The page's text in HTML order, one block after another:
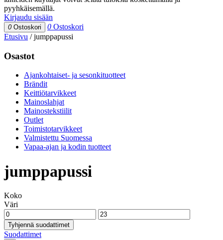
pyyhkäisemällä.
Kirjaudu sisään
0 Ostoskori 0 Ostoskori
Etusivu /jumppapussi
Osastot
Ajankohtaiset- ja sesonkituotteet
Brändit
Keittiötarvikkeet
Mainoslahjat
Mainostekstiilit
Outlet
Toimistotarvikkeet
Valmistettu Suomessa
Vapaa-ajan ja kodin tuotteet
jumppapussi
Koko
Väri
Tyhjennä suodattimet
Suodattimet